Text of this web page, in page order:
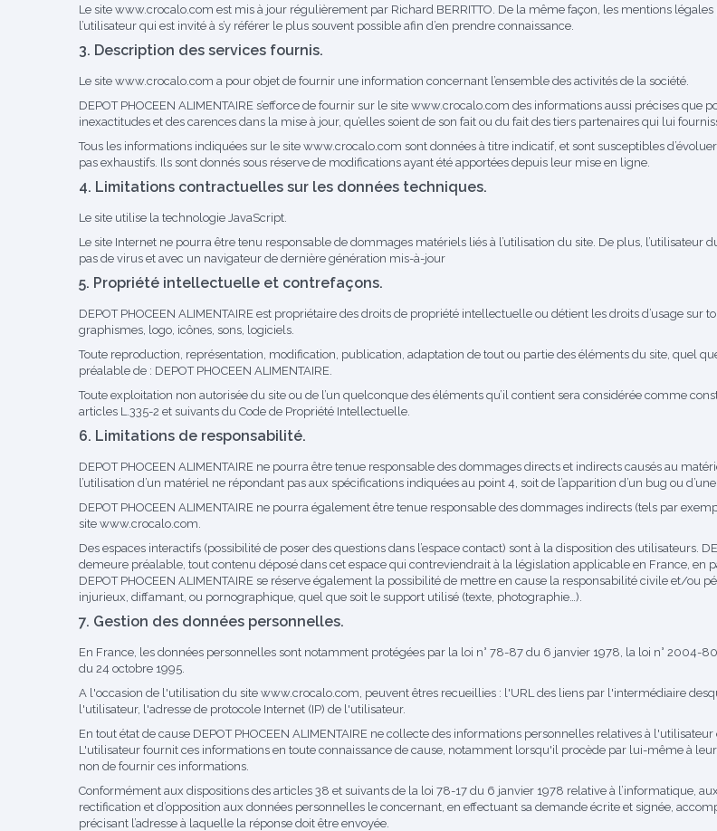
Le site www.crocalo.com est mis à jour régulièrement par Richard BERRITTO. De la même façon, les mentions
l’utilisateur qui est invité à s’y référer le plus souvent possible afin d’en prendre connaissance.
3. Description des services fournis.
Le site www.crocalo.com a pour objet de fournir une information concernant l’ensemble des activités de la société.
DEPOT PHOCEEN ALIMENTAIRE s’efforce de fournir sur le site www.crocalo.com des informations aussi précises que
inexactitudes et des carences dans la mise à jour, qu’elles soient de son fait ou du fait des tiers partenaires qui lui
Tous les informations indiquées sur le site www.crocalo.com sont données à titre indicatif, et sont susceptibles
pas exhaustifs. Ils sont donnés sous réserve de modifications ayant été apportées depuis leur mise en ligne.
4. Limitations contractuelles sur les données techniques.
Le site utilise la technologie JavaScript.
Le site Internet ne pourra être tenu responsable de dommages matériels liés à l’utilisation du site. De plus, l’utilisateur
pas de virus et avec un navigateur de dernière génération mis-à-jour
5. Propriété intellectuelle et contrefaçons.
DEPOT PHOCEEN ALIMENTAIRE est propriétaire des droits de propriété intellectuelle ou détient les droits d’usage
graphismes, logo, icônes, sons, logiciels.
Toute reproduction, représentation, modification, publication, adaptation de tout ou partie des éléments du site, quel
préalable de : DEPOT PHOCEEN ALIMENTAIRE.
Toute exploitation non autorisée du site ou de l’un quelconque des éléments qu’il contient sera considérée comme
articles L.335-2 et suivants du Code de Propriété Intellectuelle.
6. Limitations de responsabilité.
DEPOT PHOCEEN ALIMENTAIRE ne pourra être tenue responsable des dommages directs et indirects causés au
l’utilisation d’un matériel ne répondant pas aux spécifications indiquées au point 4, soit de l’apparition d’un bug ou
DEPOT PHOCEEN ALIMENTAIRE ne pourra également être tenue responsable des dommages indirects (tels par
site www.crocalo.com.
Des espaces interactifs (possibilité de poser des questions dans l’espace contact) sont à la disposition des utilisateurs.
demeure préalable, tout contenu déposé dans cet espace qui contreviendrait à la législation applicable en France, en
DEPOT PHOCEEN ALIMENTAIRE se réserve également la possibilité de mettre en cause la responsabilité civile et/ou
injurieux, diffamant, ou pornographique, quel que soit le support utilisé (texte, photographie…).
7. Gestion des données personnelles.
En France, les données personnelles sont notamment protégées par la loi n° 78-87 du 6 janvier 1978, la loi n° 2004-
du 24 octobre 1995.
A l'occasion de l'utilisation du site www.crocalo.com, peuvent êtres recueillies : l'URL des liens par l'intermédiaire
l'utilisateur, l'adresse de protocole Internet (IP) de l'utilisateur.
En tout état de cause DEPOT PHOCEEN ALIMENTAIRE ne collecte des informations personnelles relatives à
L'utilisateur fournit ces informations en toute connaissance de cause, notamment lorsqu'il procède par lui-même à
non de fournir ces informations.
Conformément aux dispositions des articles 38 et suivants de la loi 78-17 du 6 janvier 1978 relative à l’informatique,
rectification et d’opposition aux données personnelles le concernant, en effectuant sa demande écrite et signée,
précisant l’adresse à laquelle la réponse doit être envoyée.